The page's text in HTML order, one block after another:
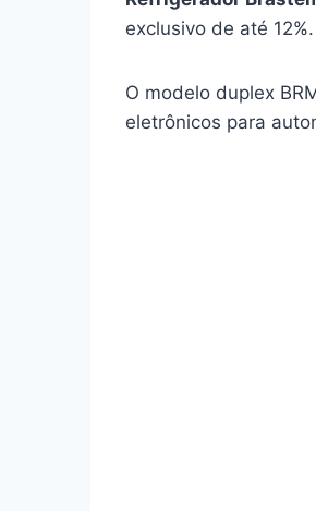
exclusivo de até 12%.
O modelo duplex
eletrônicos para